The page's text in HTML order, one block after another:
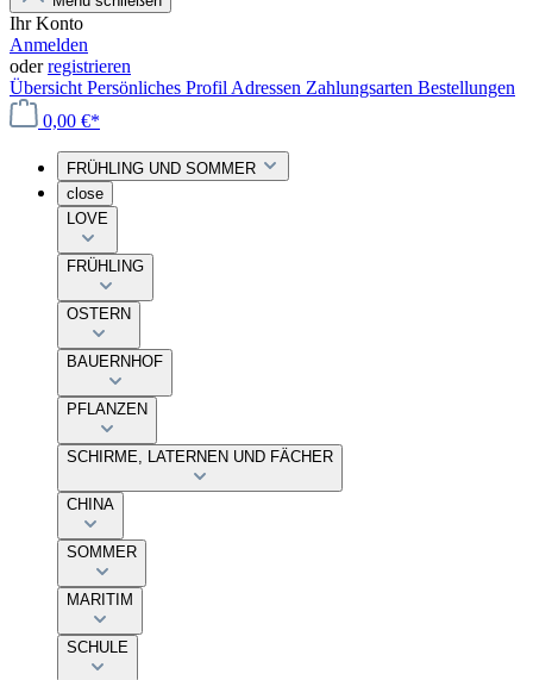
Ihr Konto
Anmelden
oderregistrieren
Übersicht Persönliches Profil Adressen Zahlungsarten Bestellungen
0,00 €*
FRÜHLING UND SOMMER
close
LOVE
FRÜHLING
OSTERN
BAUERNHOF
PFLANZEN
SCHIRME, LATERNEN UND FÄCHER
CHINA
SOMMER
MARITIM
SCHULE